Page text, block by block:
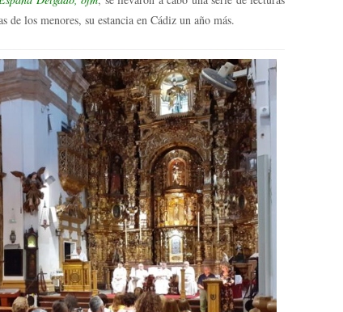
los menores, su estancia en Cádiz un año más.